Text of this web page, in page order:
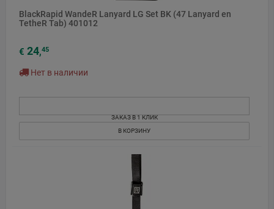
BlackRapid WandeR Lanyard LG Set BK (47 Lanyard en
TetheR Tab) 401012
€ 24,45
Нет в наличии
ЗАКАЗ В 1 КЛИК
В КОРЗИНУ